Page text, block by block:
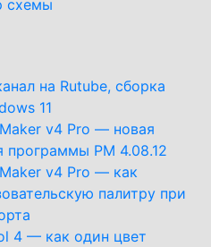
схемы
на Rutube, сборка
11
v4 Pro — новая
программы PM 4.08.12
v4 Pro — как
палитру при
4 — как один цвет